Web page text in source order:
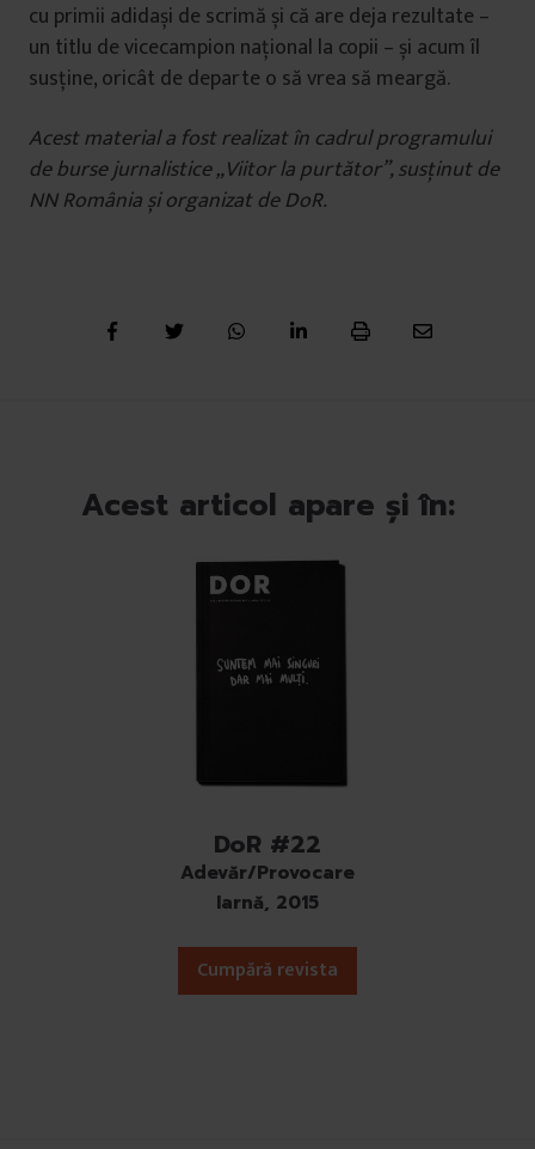
cu primii adidași de scrimă și că are deja rezultate –
un titlu de vicecampion naţional la copii – și acum îl
susţine, oricât de departe o să vrea să meargă.
Acest material a fost realizat în cadrul programului
de burse jurnalistice „Viitor la purtător”, susţinut de
NN România și organizat de DoR.
Acest articol apare și în:
DoR #22
Adevăr/Provocare
Iarnă, 2015
Cumpără revista